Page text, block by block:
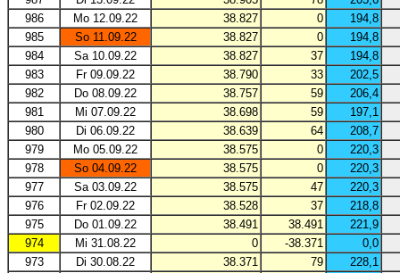
986
Mo 12.09.22 38.827 0
194,8
985
So 11.09.22 38.827 0
194,8
984
Sa 10.09.22 38.827 37
194,8
983
Fr 09.09.22 38.790 33
202,5
982
Do 08.09.22 38.757 59
206,4
981
Mi 07.09.22 38.698 59
197,1
980
Di 06.09.22 38.639 64
208,7
979
Mo 05.09.22 38.575 0
220,3
978
So 04.09.22 38.575 0
220,3
977
Sa 03.09.22 38.575 47
220,3
976
Fr 02.09.22 38.528 37
218,8
975
Do 01.09.22 38.491 38.491
221,9
974
Mi 31.08.22 0 -38.371
0,0
973
Di 30.08.22 38.371 79
228,1